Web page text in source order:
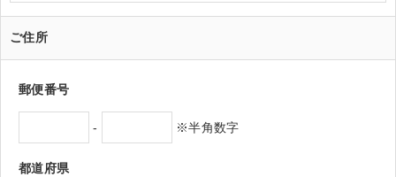
ご住所
郵便番号
- ※半角数字
都道府県